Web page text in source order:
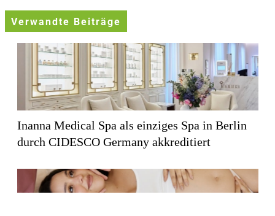
Verwandte Beiträge
Inanna Medical Spa als einziges Spa in Berlin
durch CIDESCO Germany akkreditiert